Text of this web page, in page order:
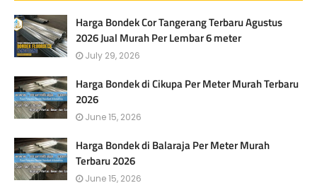
Harga Bondek Cor Tangerang Terbaru Agustus
2026 Jual Murah Per Lembar 6 meter
July 29, 2026
Harga Bondek di Cikupa Per Meter Murah Terbaru
2026
June 15, 2026
Harga Bondek di Balaraja Per Meter Murah
Terbaru 2026
June 15, 2026